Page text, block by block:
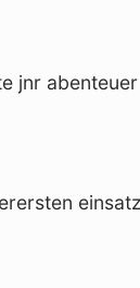
jnr